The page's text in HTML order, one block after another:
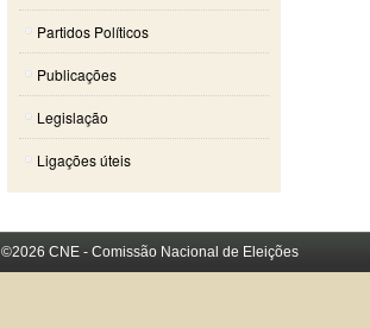
Partidos Políticos
Publicações
Legislação
Ligações úteis
©2026 CNE - Comissão Nacional de Eleições